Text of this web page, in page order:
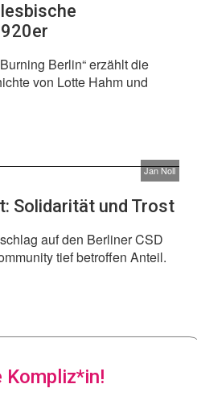
Berlin“ erzählt die
von Lotte Hahm und
Jan Noll
Solidarität und Trost
auf den Berliner CSD
tief betroffen Anteil.
Kompliz*in!